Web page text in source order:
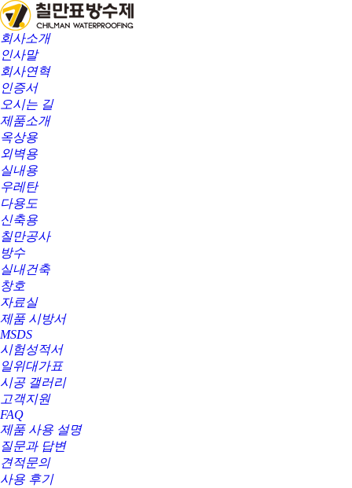
회사소개
인사말
회사연혁
인증서
오시는 길
제품소개
옥상용
외벽용
실내용
우레탄
다용도
신축용
칠만공사
방수
실내건축
창호
자료실
제품 시방서
MSDS
시험성적서
일위대가표
시공 갤러리
고객지원
FAQ
제품 사용 설명
질문과 답변
견적문의
사용 후기